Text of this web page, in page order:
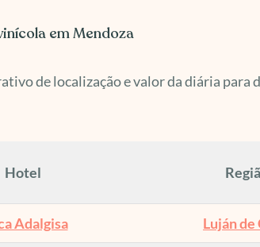
em Mendoza
de localização e valor da diária para
Hotel
Adalgisa Luján de